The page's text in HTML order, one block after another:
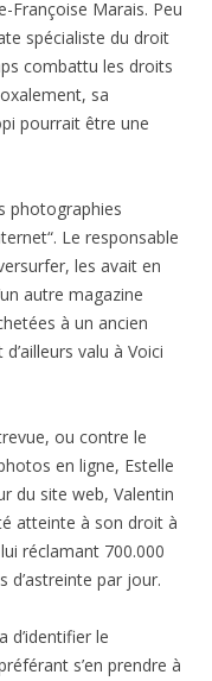
Françoise Marais. Peu
spécialiste du droit
combattu les droits
sa
pourrait être une
photographies
Le responsable
les avait en
autre magazine
à un ancien
valu à Voici
ou contre le
en ligne, Estelle
du site web, Valentin
atteinte à son droit à
réclamant 700.000
d’astreinte par jour.
d’identifier le
s’en prendre à